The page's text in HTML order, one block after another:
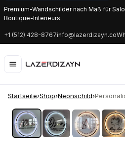
Premium-Wandschilder nach Maß für
Boutique-Interieurs.
+1 (512) 428-8767info@lazerdizayn.co
Startseite›Shop›Neonschild›
‹